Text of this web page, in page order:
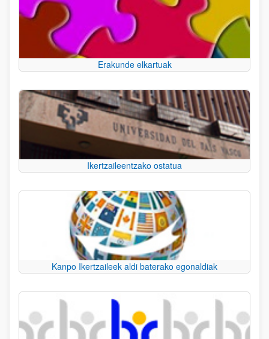
Erakunde elkartuak
Ikertzaileentzako ostatua
Kanpo Ikertzaileek aldi baterako egonaldiak